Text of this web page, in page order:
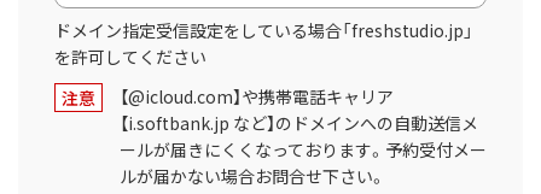
ドメイン指定受信設定をしている場合「freshstudio.jp」
を許可してください
注意
【@icloud.com】や携帯電話キャリア
【i.softbank.jp など】のドメインへの自動送信メ
ールが届きにくくなっております。予約受付メー
ルが届かない場合お問合せ下さい。